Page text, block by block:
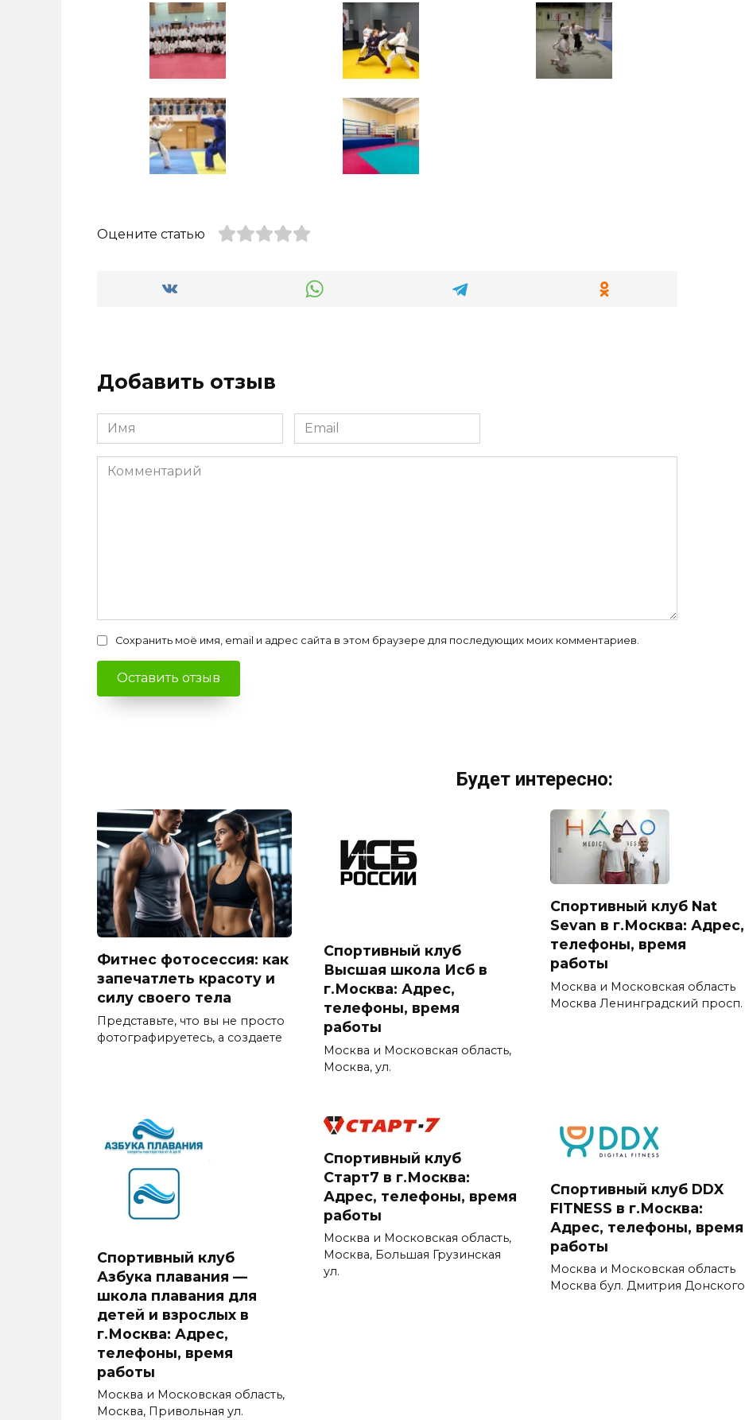
Оцените статью
Добавить отзыв
Имя
*
Email
*
Комментарий
Сохранить моё имя, email и адрес сайта в этом браузере для последующих моих комментариев.
Будет интересно:
Фитнес фотосессия: как
запечатлеть красоту и
силу своего тела
Представьте, что вы не просто
фотографируетесь, а создаете
Спортивный клуб
Высшая школа Исб в
г.Москва: Адрес,
телефоны, время
работы
Москва и Московская область,
Москва, ул.
Спортивный клуб Nat
Sevan в г.Москва: Адрес,
телефоны, время
работы
Москва и Московская область
Москва Ленинградский просп.
Спортивный клуб
Азбука плавания —
школа плавания для
детей и взрослых в
г.Москва: Адрес,
телефоны, время
работы
Москва и Московская область,
Москва, Привольная ул.
Спортивный клуб
Старт7 в г.Москва:
Адрес, телефоны, время
работы
Москва и Московская область,
Москва, Большая Грузинская
ул.
Спортивный клуб DDX
FITNESS в г.Москва:
Адрес, телефоны, время
работы
Москва и Московская область
Москва бул. Дмитрия Донского